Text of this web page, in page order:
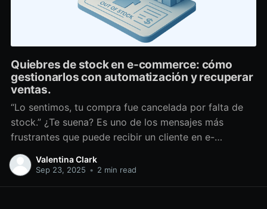
Quiebres de stock en e-commerce: cómo
gestionarlos con automatización y recuperar
ventas.
“Lo sentimos, tu compra fue cancelada por falta de
stock.” ¿Te suena? Es uno de los mensajes más
frustrantes que puede recibir un cliente en e-
commerce. Y para las marcas, no es solo un pedido
menos: significa pérdida de ventas, reputación
Valentina Clark
Sep 23, 2025 • 2 min read